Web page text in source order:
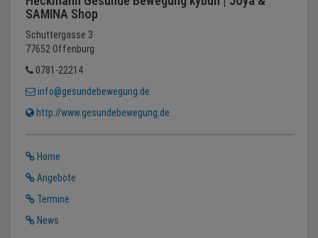
SAMINA Shop
Schuttergasse 3
77652 Offenburg
0781-22214
info@gesundebewegung.de
http://www.gesundebewegung.de
Home
Angebote
Termine
News